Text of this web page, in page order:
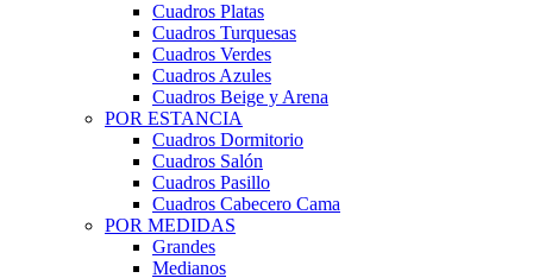
Cuadros Platas
Cuadros Turquesas
Cuadros Verdes
Cuadros Azules
Cuadros Beige y Arena
POR ESTANCIA
Cuadros Dormitorio
Cuadros Salón
Cuadros Pasillo
Cuadros Cabecero Cama
POR MEDIDAS
Grandes
Medianos